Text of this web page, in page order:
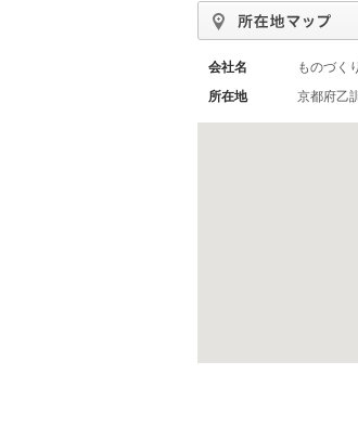
会社名
ものづく
所在地
京都府乙